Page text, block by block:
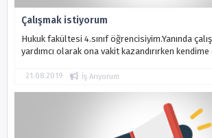
Çalışmak istiyorum
Hukuk fakültesi 4.sınıf öğrencisiyim.Yanında
yardımcı olarak ona vakit kazandırırken
ve öğrenmeye...
21.08.2019 İş Arıyorum